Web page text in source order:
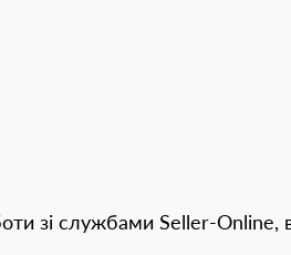
зі службами Seller-